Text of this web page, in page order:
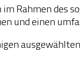
Rahmen des
und einen